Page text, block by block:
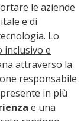
le aziende
e di
Lo
e
attraverso la
responsabile
presente in più
e una